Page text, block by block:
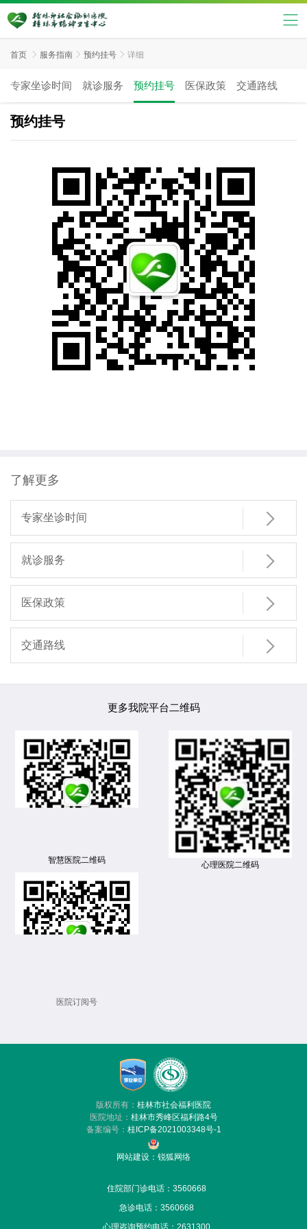
首页  服务指南  预约挂号  详细
专家坐诊时间 就诊服务 预约挂号 医保政策 交通路线
预约挂号
了解更多
专家坐诊时间 
就诊服务 
医保政策 
交通路线 
更多我院平台二维码
智慧医院二维码
心理医院二维码
医院订阅号
版权所有： 桂林市社会福利医院
医院地址： 桂林市秀峰区福利路4号
备案编号： 桂ICP备2021003348号-1
网站建设 ： 锐狐网络
住院部门诊电话：3560668
急诊电话： 3560668